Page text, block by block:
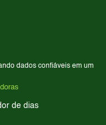
Use nossos filtros
dados confiáveis em um
de dias